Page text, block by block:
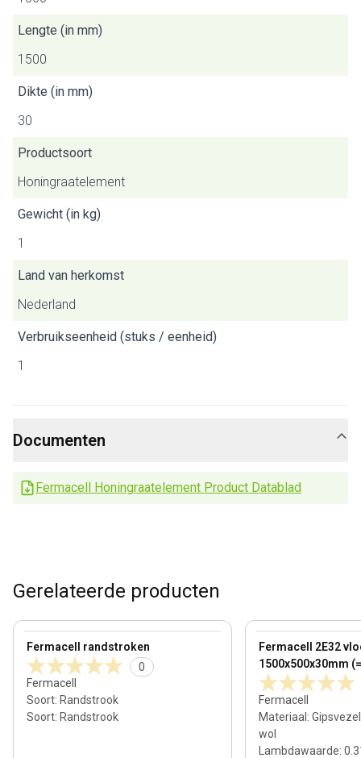
Lengte (in mm)
1500
Dikte (in mm)
30
Productsoort
Honingraatelement
Gewicht (in kg)
1
Land van herkomst
Nederland
Verbruikseenheid (stuks / eenheid)
1
Documenten
Fermacell Honingraatelement Product Datablad
Gerelateerde producten
Fermacell randstroken
0
Fermacell
Soort: Randstrook
Soort: Randstrook
View product
Fermacell 2E32
1500x500x30mm
Fermacell
Materiaal :
wol
Lambdawaarde:
View product